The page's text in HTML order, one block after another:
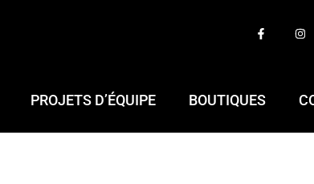
PROJETS D’ÉQUIPE BOUTIQUES